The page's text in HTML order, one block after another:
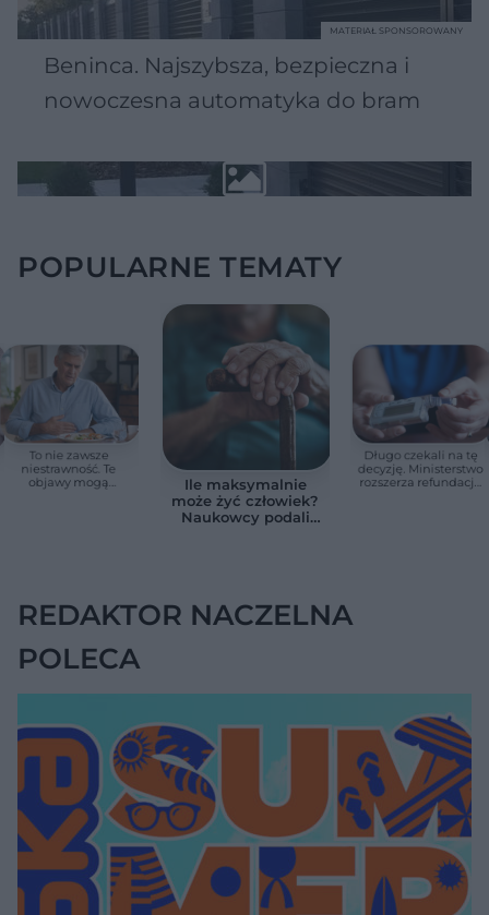
Beninca. Najszybsza, bezpieczna i
nowoczesna automatyka do bram
MATERIAŁ SPONSOROWANY
POPULARNE TEMATY
To nie zawsze
niestrawność. Te
objawy mogą
Ile maksymalnie
może żyć człowiek?
Naukowcy podali
Długo czekali na tę
decyzję. Ministerstwo
rozszerza refundację
REDAKTOR NACZELNA
POLECA